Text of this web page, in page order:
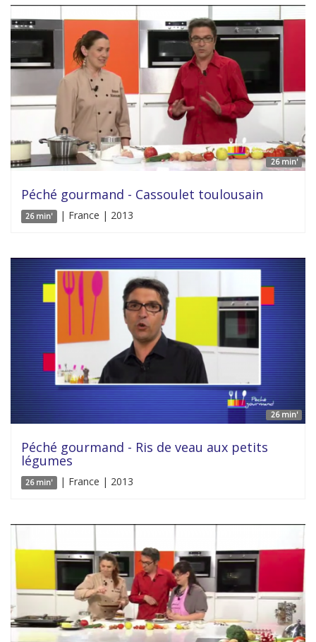
26 min'
Péché gourmand - Cassoulet toulousain
26 min' | France | 2013
26 min'
Péché gourmand - Ris de veau aux petits
légumes
26 min' | France | 2013